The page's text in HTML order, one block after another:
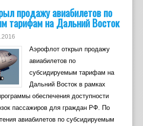
продажу авиабилетов по
тарифам на Дальний Восток
Аэрофлот открыл продажу
авиабилетов по
субсидируемым тарифам на
Дальний Восток в рамках
обеспечения доступности
пассажиров для граждан РФ. По
авиабилетов по субсидируемым